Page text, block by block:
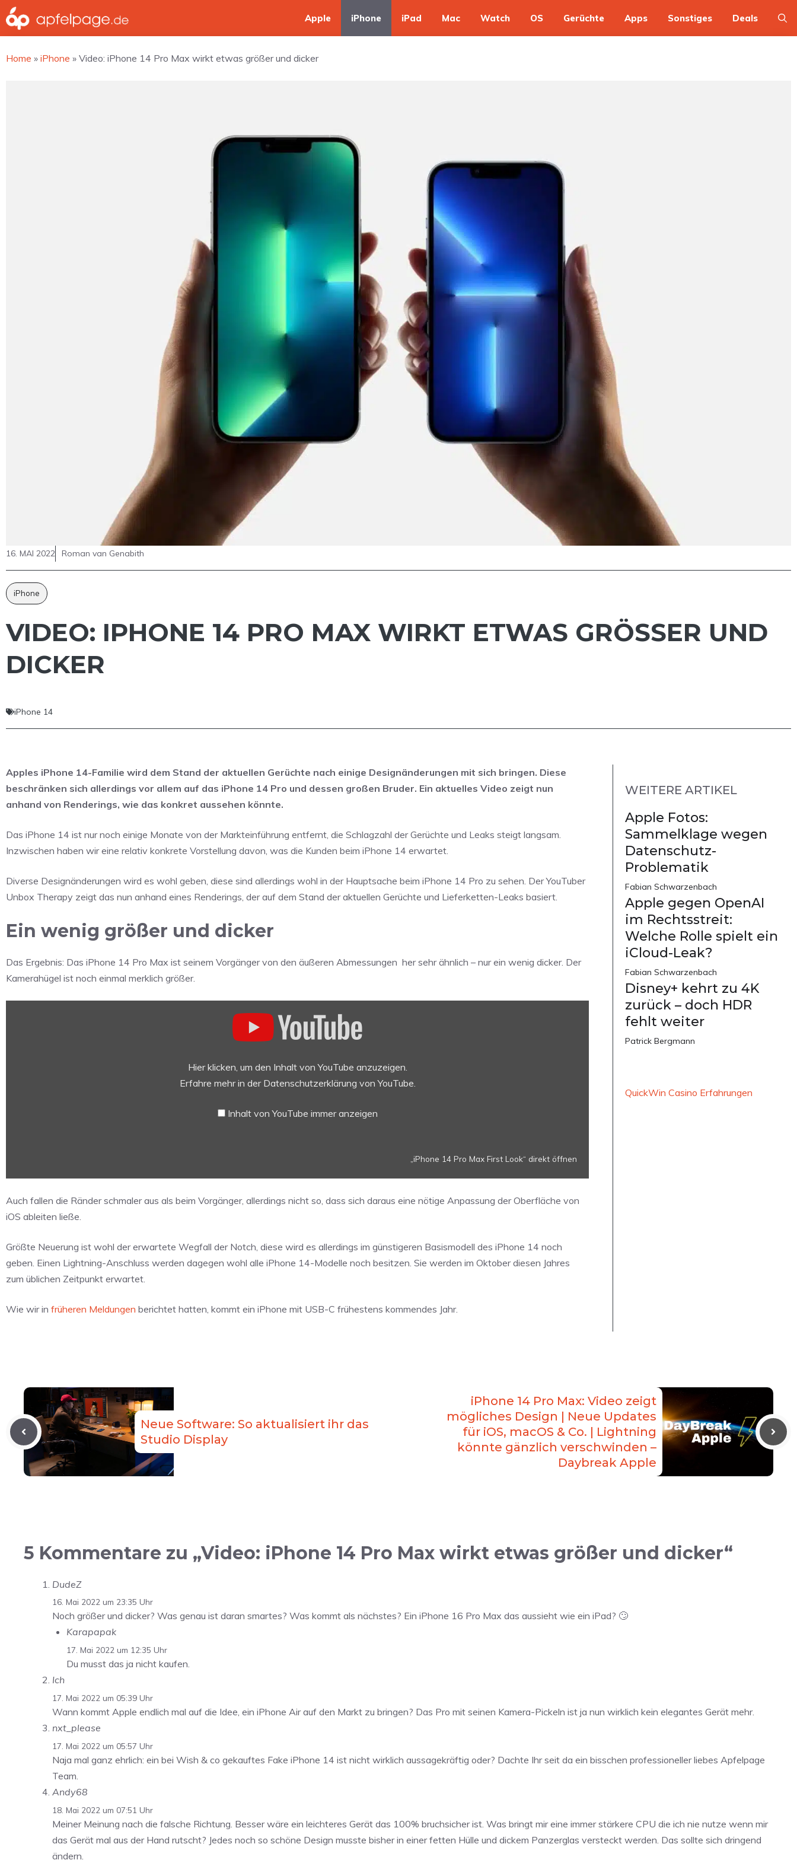
Zum
Inhalt
springen
Apple iPhone iPad Mac Watch OS Gerüchte Apps Sonstiges Deals
Home » iPhone » Video: iPhone 14 Pro Max wirkt etwas größer und dicker
16. MAI 2022 Roman van Genabith
iPhone
VIDEO: IPHONE 14 PRO MAX WIRKT ETWAS GRÖSSER UND D
ICKER
iPhone 14
Apples iPhone 14-Familie wird dem Stand der aktuellen Gerüchte nach einige Designänderungen mit sich bringen. Diese
beschränken sich allerdings vor allem auf das iPhone 14 Pro und dessen großen Bruder. Ein aktuelles Video zeigt nun
anhand von Renderings, wie das konkret aussehen könnte.
Das iPhone 14 ist nur noch einige Monate von der Markteinführung entfernt, die Schlagzahl der Gerüchte und Leaks steigt langsam.
Inzwischen haben wir eine relativ konkrete Vorstellung davon, was die Kunden beim iPhone 14 erwartet.
Diverse Designänderungen wird es wohl geben, diese sind allerdings wohl in der Hauptsache beim iPhone 14 Pro zu sehen. Der YouTuber
Unbox Therapy zeigt das nun anhand eines Renderings, der auf dem Stand der aktuellen Gerüchte und Lieferketten-Leaks basiert.
Ein wenig größer und dicker
Das Ergebnis: Das iPhone 14 Pro Max ist seinem Vorgänger von den äußeren Abmessungen her sehr ähnlich – nur ein wenig dicker. Der
Kamerahügel ist noch einmal merklich größer.
Hier klicken, um den Inhalt von YouTube anzuzeigen.
Erfahre mehr in der Datenschutzerklärung von YouTube
Inhalt von YouTube immer anzeigen
„iPhone 14 Pro Max First Look“ direkt öffnen
Auch fallen die Ränder schmaler aus als beim Vorgänger, allerdings nicht so, dass sich daraus eine nötige Anpassung der Oberfläche von
iOS ableiten ließe.
Größte Neuerung ist wohl der erwartete Wegfall der Notch, diese wird es allerdings im günstigeren Basismodell des iPhone 14 noch
geben. Einen Lightning-Anschluss werden dagegen wohl alle iPhone 14-Modelle noch besitzen. Sie werden im Oktober diesen Jahres
zum üblichen Zeitpunkt erwartet.
Wie wir in früheren Meldungen berichtet hatten, kommt ein iPhone mit USB-C frühestens kommendes Jahr.
WEITERE ARTIKEL
Apple Fotos:
Sammelklage wegen
Datenschutz-
Problematik
Fabian Schwarzenbach
Apple gegen OpenAI
im Rechtsstreit:
Welche Rolle spielt ein
iCloud-Leak?
Fabian Schwarzenbach
Disney+ kehrt zu 4K
zurück – doch HDR
fehlt weiter
Patrick Bergmann
QuickWin Casino Erfahrungen
Neue Software: So aktualisiert ihr das
Studio Display
iPhone 14 Pro Max: Video zeigt
mögliches Design | Neue Updates
für iOS, macOS & Co. | Lightning
könnte gänzlich verschwinden –
Daybreak Apple
5 Kommentare zu „Video: iPhone 14 Pro Max wirkt etwas größer und dicker“
DudeZ
16. Mai 2022 um 23:35 Uhr
Noch größer und dicker? Was genau ist daran smartes? Was kommt als nächstes? Ein iPhone 16 Pro Max das aussieht wie ein iPad? 🙄
Karapapak
17. Mai 2022 um 12:35 Uhr
Du musst das ja nicht kaufen.
Ich
17. Mai 2022 um 05:39 Uhr
Wann kommt Apple endlich mal auf die Idee, ein iPhone Air auf den Markt zu bringen? Das Pro mit seinen Kamera-Pickeln ist ja nun wirklich kein elegantes Gerät mehr.
nxt_please
17. Mai 2022 um 05:57 Uhr
Naja mal ganz ehrlich: ein bei Wish & co gekauftes Fake iPhone 14 ist nicht wirklich aussagekräftig oder? Dachte Ihr seit da ein bisschen professioneller liebes Apfelpage
Team.
Andy68
18. Mai 2022 um 07:51 Uhr
Meiner Meinung nach die falsche Richtung. Besser wäre ein leichteres Gerät das 100% bruchsicher ist. Was bringt mir eine immer stärkere CPU die ich nie nutze wenn mir
das Gerät mal aus der Hand rutscht? Jedes noch so schöne Design musste bisher in einer fetten Hülle und dickem Panzerglas versteckt werden. Das sollte sich dringend
ändern.